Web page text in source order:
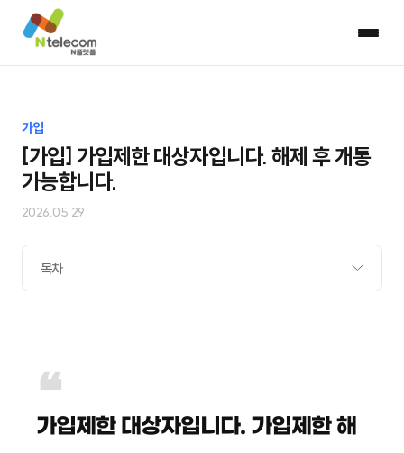
가입
[가입] 가입제한 대상자입니다. 해제 후 개통
가능합니다.
2026.05.29
목차
가입제한 대상자입니다. 가입제한 해